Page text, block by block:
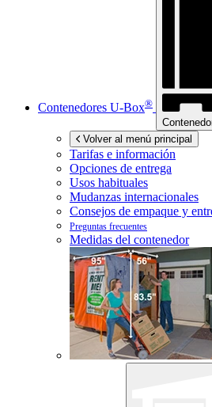
Contenedores U-Box®
Volver al menú principal
Tarifas e información
Opciones de entrega
Usos habituales
Mudanzas internacionales
Consejos de empaque y
Preguntas frecuentes
Medidas del contenedor